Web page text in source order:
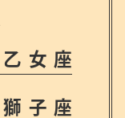
乙女座
獅子座